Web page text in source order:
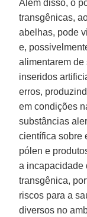
Além disso, o
transgênicas,
abelhas, pode
e,
alimentarem
inseridos
erros,
em condições
substâncias
científica sobre
pólen e
a incapacidade
transgênica,
riscos para a
diversos no